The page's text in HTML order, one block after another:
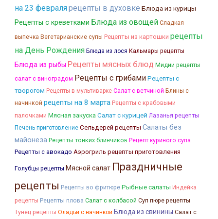
на 23 февралярецепты в духовке Блюда из курицы
Рецепты с креветками Блюда из овощей Сладкая
выпечка Вегетарианские супы Рецепты из картошки рецепты
на День Рождения Блюда из лося Кальмары рецепты
Блюда из рыбы Рецепты мясных блюд Мидии рецепты
салат с виноградом Рецепты с грибами Рецепты с
творогом Рецепты в мультиварке Салат с ветчиной Блины с
начинкой рецепты на 8 марта Рецепты с крабовыми
палочками Мясная закуска Салат с курицей Лазанья рецепты
Печень приготовление Сельдерей рецепты Салаты без
майонеза Рецепты тонких блинчиков Рецепт куриного супа
Рецепты с авокадо Аэрогриль рецепты приготовления
Голубцы рецепты Мясной салат Праздничные
рецепты Рецепты во фритюре Рыбные салаты Индейка
рецепты Рецепты плова Салат с колбасой Суп пюре рецепты
Тунец рецепты Оладьи с начинкой Блюда из свинины Салат с